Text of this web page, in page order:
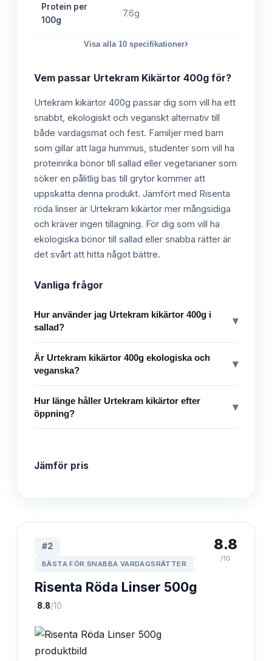
Protein per
100g
7.6g
Visa alla 10 specifikationer›
Vem passar Urtekram Kikärtor 400g för?
Urtekram kikärtor 400g passar dig som vill ha ett
snabbt, ekologiskt och veganskt alternativ till
både vardagsmat och fest. Familjer med barn
som gillar att laga hummus, studenter som vill ha
proteinrika bönor till sallad eller vegetarianer som
söker en pålitlig bas till grytor kommer att
uppskatta denna produkt. Jämfört med Risenta
röda linser är Urtekram kikärtor mer mångsidiga
och kräver ingen tillagning. För dig som vill ha
ekologiska bönor till sallad eller snabba rätter är
det svårt att hitta något bättre.
Vanliga frågor
Hur använder jag Urtekram kikärtor 400g i
sallad?
▾
Är Urtekram kikärtor 400g ekologiska och
veganska?
▾
Hur länge håller Urtekram kikärtor efter
öppning?
▾
Jämför pris
#2
BÄSTA FÖR SNABBA VARDAGSRÄTTER
Risenta Röda Linser 500g
·8.8/10
8.8
/10